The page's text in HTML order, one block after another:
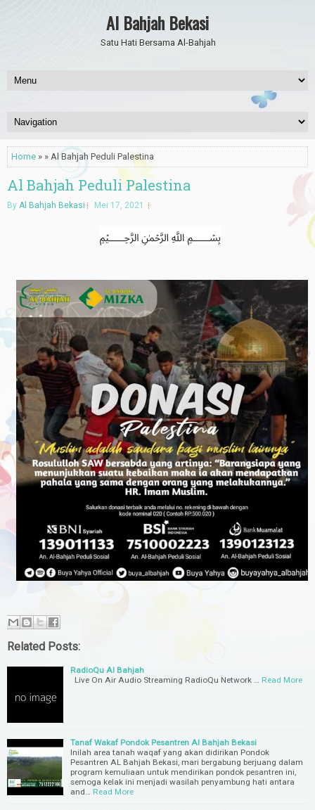
Al Bahjah Bekasi
Satu Hati Bersama Al-Bahjah
Home » » Al Bahjah Peduli Palestina
Al Bahjah Peduli Palestina
By Al Bahjah Bekasi Mei 17, 2021
﷽
Related Posts:
RadioQu Al Bahjah
Live On Air Audio Streaming RadioQu Network …
Read More
Tanaf Wakaf Pondok Pesantren Al Bahjah Bekasi
Inilah area tanah waqaf yang akan didirikan Pondok
Pesantren AL Bahjah Bekasi, mari bergabung berjuang dalam
program kemuliaan untuk mendirikan pondok pesantren ini,
semoga kelak ini menjadi wasilah penyambung hati antara
and…
Read More